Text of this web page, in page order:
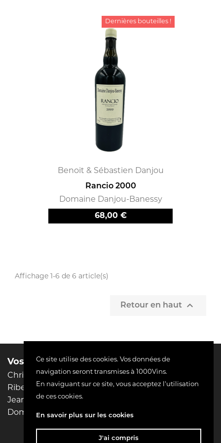
Benoit & Sébastien Danjou
Rancio 2000
Domaine Danjou-Banessy
Prix
68,00 €
Dernières bouteilles !
Affichage 1-6 de 6 article(s)
Retour en haut 
Vos domaines préférés :
Christophe Pacalet
Riberach
Jean-Philippe Padié
Domaine Pierre MENARD
Liens utiles
Mentions légales
Conditions d'utilisation
Paiement sécurisé
Ce site utilise des cookies. Vos données de
navigation seront transmises à 1000Vins.
En naviguant sur ce site, vous acceptez l'utilisation
de ces cookies.
En savoir plus sur les cookies
J'ai compris